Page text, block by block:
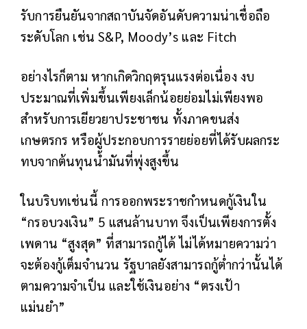
รับการยืนยันจากสถาบันจัดอันดับความน่าเชื่อถือ
ระดับโลก เช่น S&P, Moody’s และ Fitch
อย่างไรก็ตาม หากเกิดวิกฤตรุนแรงต่อเนื่อง งบ
ประมาณที่เพิ่มขึ้นเพียงเล็กน้อยย่อมไม่เพียงพอ
สำหรับการเยียวยาประชาชน ทั้งภาคขนส่ง
เกษตรกร หรือผู้ประกอบการรายย่อยที่ได้รับผลกระ
ทบจากต้นทุนน้ำมันที่พุ่งสูงขึ้น
ในบริบทเช่นนี้ การออกพระราชกำหนดกู้เงินใน
“กรอบวงเงิน” 5 แสนล้านบาท จึงเป็นเพียงการตั้ง
เพดาน “สูงสุด” ที่สามารถกู้ได้ ไม่ได้หมายความว่า
จะต้องกู้เต็มจำนวน รัฐบาลยังสามารถกู้ต่ำกว่านั้นได้
ตามความจำเป็น และใช้เงินอย่าง “ตรงเป้า
แม่นยำ”